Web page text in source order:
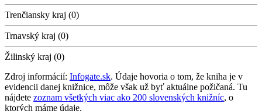
Trenčiansky kraj (0)
Trnavský kraj (0)
Žilinský kraj (0)
Zdroj informácií: Infogate.sk. Údaje hovoria o tom, že kniha je v
evidencii danej knižnice, môže však už byť aktuálne požičaná. Tu
nájdete zoznam všetkých viac ako 200 slovenských knižníc, o
ktorých máme údaje.